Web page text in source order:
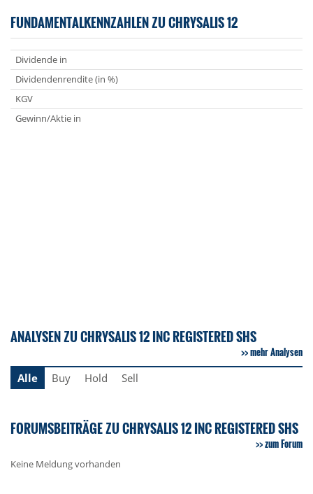
FUNDAMENTALKENNZAHLEN ZU CHRYSALIS 12
Dividende in
Dividendenrendite (in %)
KGV
Gewinn/Aktie in
ANALYSEN ZU CHRYSALIS 12 INC REGISTERED SHS
mehr Analysen
Alle
Buy Hold Sell
FORUMSBEITRÄGE ZU CHRYSALIS 12 INC REGISTERED SHS
zum Forum
Keine Meldung vorhanden